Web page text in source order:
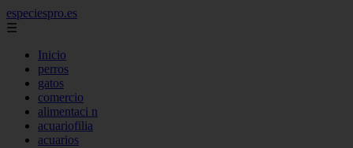
especiespro.es
☰
Inicio
perros
gatos
comercio
alimentaci n
acuariofilia
acuarios